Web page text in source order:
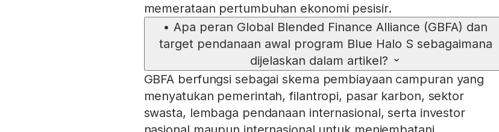
memerataan pertumbuhan ekonomi pesisir.
• Apa peran Global Blended Finance Alliance (GBFA) dan
target pendanaan awal program Blue Halo S sebagaimana
dijelaskan dalam artikel?
GBFA berfungsi sebagai skema pembiayaan campuran yang
menyatukan pemerintah, filantropi, pasar karbon, sektor
swasta, lembaga pendanaan internasional, serta investor